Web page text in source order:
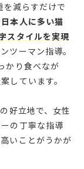
減らすだけで
本人に多い猫
スタイルを実現
ツーマン指導。
かり食べなが
しています。
好立地で、女性
の丁寧な指導
いことがうかが